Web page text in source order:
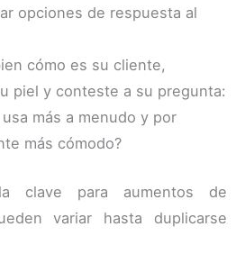
opciones de respuesta al
cómo es su cliente,
piel y conteste a su pregunta:
más a menudo y por
más cómodo?
clave para aumentos de
variar hasta duplicarse